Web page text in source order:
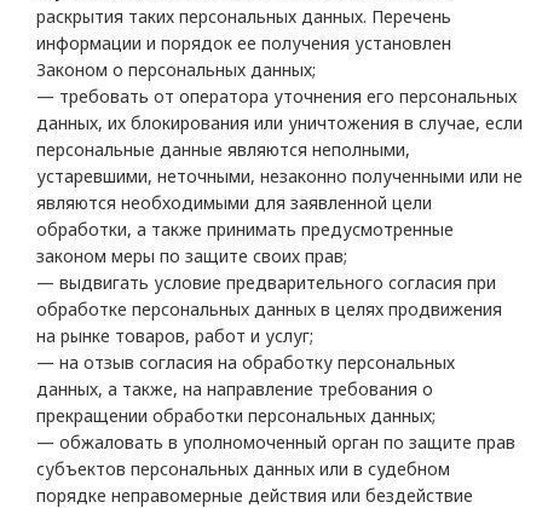
раскрытия таких персональных данных. Перечень
информации и порядок ее получения установлен
Законом о персональных данных;
— требовать от оператора уточнения его персональных
данных, их блокирования или уничтожения в случае, если
персональные данные являются неполными,
устаревшими, неточными, незаконно полученными или не
являются необходимыми для заявленной цели
обработки, а также принимать предусмотренные
законом меры по защите своих прав;
— выдвигать условие предварительного согласия при
обработке персональных данных в целях продвижения
на рынке товаров, работ и услуг;
— на отзыв согласия на обработку персональных
данных, а также, на направление требования о
прекращении обработки персональных данных;
— обжаловать в уполномоченный орган по защите прав
субъектов персональных данных или в судебном
порядке неправомерные действия или бездействие